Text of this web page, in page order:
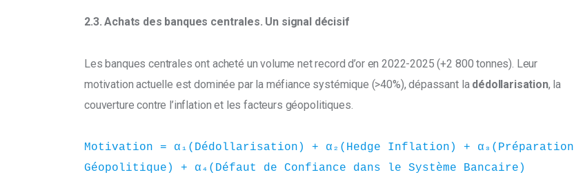
2.3. Achats des banques centrales. Un signal décisif
Les banques centrales ont acheté un volume net record d’or en 2022-2025 (+2 800 tonnes). Leur
motivation actuelle est dominée par la méfiance systémique (>40%), dépassant la dédollarisation, la
couverture contre l’inflation et les facteurs géopolitiques.
Motivation = α₁(Dédollarisation) + α₂(Hedge Inflation) + α₃(Préparation
Géopolitique) + α₄(Défaut de Confiance dans le Système Bancaire)